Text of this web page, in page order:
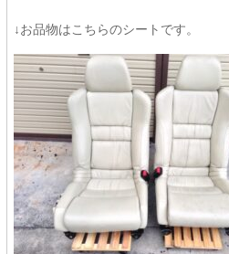
↓お品物はこちらのシートです。